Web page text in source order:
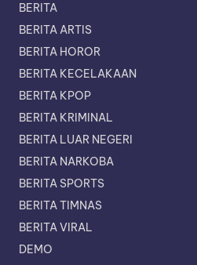
BERITA
BERITA ARTIS
BERITA HOROR
BERITA KECELAKAAN
BERITA KPOP
BERITA KRIMINAL
BERITA LUAR NEGERI
BERITA NARKOBA
BERITA SPORTS
BERITA TIMNAS
BERITA VIRAL
DEMO